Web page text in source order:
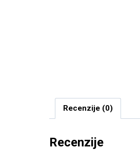
Recenzije (0)
Recenzije